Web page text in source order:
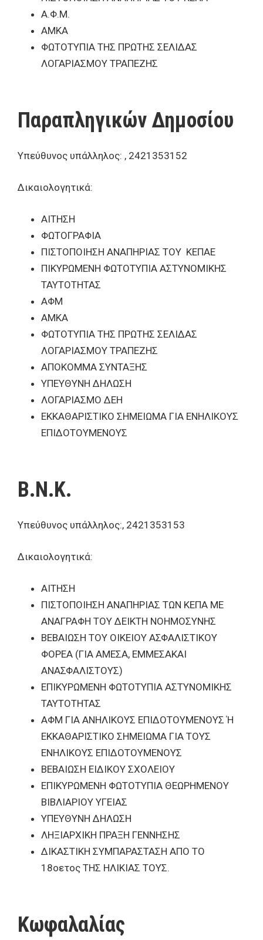
Α.Φ.Μ.
ΑΜΚΑ
ΦΩΤΟΤΥΠΙΑ ΤΗΣ ΠΡΩΤΗΣ ΣΕΛΙΔΑΣ
ΛΟΓΑΡΙΑΣΜΟΥ ΤΡΑΠΕΖΗΣ
Παραπληγικών Δημοσίου
Υπεύθυνος υπάλληλος: , 2421353152
Δικαιολογητικά:
ΑΙΤΗΣΗ
ΦΩΤΟΓΡΑΦΙΑ
ΠΙΣΤΟΠΟΙΗΣΗ ΑΝΑΠΗΡΙΑΣ ΤΟΥ ΚΕΠΑΕ
ΠΙΚΥΡΩΜΕΝΗ ΦΩΤΟΤΥΠΙΑ ΑΣΤΥΝΟΜΙΚΗΣ
ΤΑΥΤΟΤΗΤΑΣ
ΑΦΜ
ΑΜΚΑ
ΦΩΤΟΤΥΠΙΑ ΤΗΣ ΠΡΩΤΗΣ ΣΕΛΙΔΑΣ
ΛΟΓΑΡΙΑΣΜΟΥ ΤΡΑΠΕΖΗΣ
ΑΠΟΚΟΜΜΑ ΣΥΝΤΑΞΗΣ
ΥΠΕΥΘΥΝΗ ΔΗΛΩΣΗ
ΛΟΓΑΡΙΑΣΜΟ ΔΕΗ
ΕΚΚΑΘΑΡΙΣΤΙΚΟ ΣΗΜΕΙΩΜΑ ΓΙΑ ΕΝΗΛΙΚΟΥΣ
ΕΠΙΔΟΤΟΥΜΕΝΟΥΣ
Β.Ν.Κ.
Υπεύθυνος υπάλληλος:, 2421353153
Δικαιολογητικά:
ΑΙΤΗΣΗ
ΠΙΣΤΟΠΟΙΗΣΗ ΑΝΑΠΗΡΙΑΣ ΤΩΝ ΚΕΠΑ ΜΕ
ΑΝΑΓΡΑΦΗ ΤΟΥ ΔΕΙΚΤΗ ΝΟΗΜΟΣΥΝΗΣ
ΒΕΒΑΙΩΣΗ ΤΟΥ ΟΙΚΕΙΟΥ ΑΣΦΑΛΙΣΤΙΚΟΥ
ΦΟΡΕΑ (ΓΙΑ ΑΜΕΣΑ, ΕΜΜΕΣΑΚΑΙ
ΑΝΑΣΦΑΛΙΣΤΟΥΣ)
ΕΠΙΚΥΡΩΜΕΝΗ ΦΩΤΟΤΥΠΙΑ ΑΣΤΥΝΟΜΙΚΗΣ
ΤΑΥΤΟΤΗΤΑΣ
ΑΦΜ ΓΙΑ ΑΝΗΛΙΚΟΥΣ ΕΠΙΔΟΤΟΥΜΕΝΟΥΣ Ή
ΕΚΚΑΘΑΡΙΣΤΙΚΟ ΣΗΜΕΙΩΜΑ ΓΙΑ ΤΟΥΣ
ΕΝΗΛΙΚΟΥΣ ΕΠΙΔΟΤΟΥΜΕΝΟΥΣ
ΒΕΒΑΙΩΣΗ ΕΙΔΙΚΟΥ ΣΧΟΛΕΙΟΥ
ΕΠΙΚΥΡΩΜΕΝΗ ΦΩΤΟΤΥΠΙΑ ΘΕΩΡΗΜΕΝΟΥ
ΒΙΒΛΙΑΡΙΟΥ ΥΓΕΙΑΣ
ΥΠΕΥΘΥΝΗ ΔΗΛΩΣΗ
ΛΗΞΙΑΡΧΙΚΗ ΠΡΑΞΗ ΓΕΝΝΗΣΗΣ
ΔΙΚΑΣΤΙΚΗ ΣΥΜΠΑΡΑΣΤΑΣΗ ΑΠΟ ΤΟ
18οετος ΤΗΣ ΗΛΙΚΙΑΣ ΤΟΥΣ.
Κωφαλαλίας